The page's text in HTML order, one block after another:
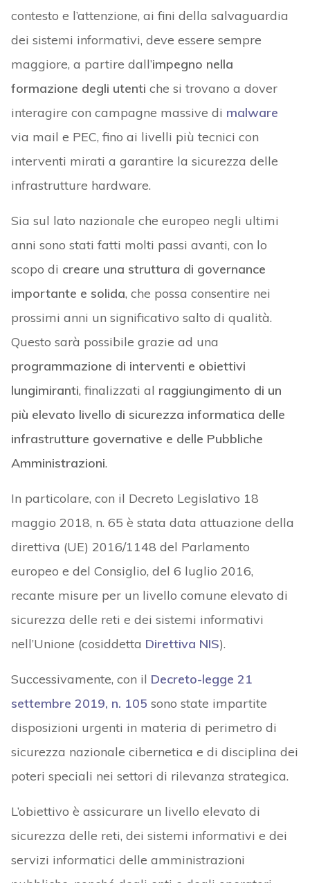
contesto e l’attenzione, ai fini della salvaguardia
dei sistemi informativi, deve essere sempre
maggiore, a partire dall’impegno nella
formazione degli utenti che si trovano a dover
interagire con campagne massive di malware
via mail e PEC, fino ai livelli più tecnici con
interventi mirati a garantire la sicurezza delle
infrastrutture hardware.
Sia sul lato nazionale che europeo negli ultimi
anni sono stati fatti molti passi avanti, con lo
scopo di creare una struttura di governance
importante e solida, che possa consentire nei
prossimi anni un significativo salto di qualità.
Questo sarà possibile grazie ad una
programmazione di interventi e obiettivi
lungimiranti, finalizzati al raggiungimento di un
più elevato livello di sicurezza informatica delle
infrastrutture governative e delle Pubbliche
Amministrazioni.
In particolare, con il Decreto Legislativo 18
maggio 2018, n. 65 è stata data attuazione della
direttiva (UE) 2016/1148 del Parlamento
europeo e del Consiglio, del 6 luglio 2016,
recante misure per un livello comune elevato di
sicurezza delle reti e dei sistemi informativi
nell’Unione (cosiddetta Direttiva NIS).
Successivamente, con il Decreto-legge 21
settembre 2019, n. 105 sono state impartite
disposizioni urgenti in materia di perimetro di
sicurezza nazionale cibernetica e di disciplina dei
poteri speciali nei settori di rilevanza strategica.
L’obiettivo è assicurare un livello elevato di
sicurezza delle reti, dei sistemi informativi e dei
servizi informatici delle amministrazioni